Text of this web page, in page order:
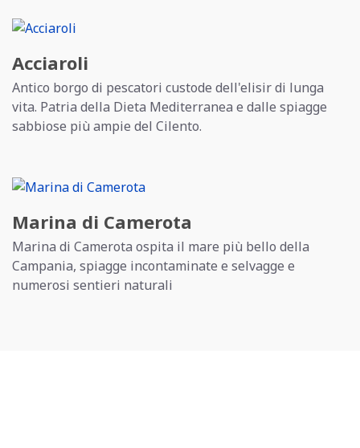
Acciaroli
Antico borgo di pescatori custode dell'elisir di lunga
vita. Patria della Dieta Mediterranea e dalle spiagge
sabbiose più ampie del Cilento.
Marina di Camerota
Marina di Camerota ospita il mare più bello della
Campania, spiagge incontaminate e selvagge e
numerosi sentieri naturali